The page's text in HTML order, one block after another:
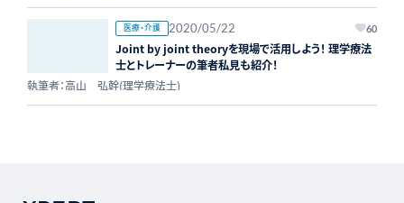
医療・介護 2020/05/22 60
Joint by joint theoryを現場で活用しよう！ 理学療法
士とトレーナーの筆者私見も紹介！
執筆者：高山 弘幹(理学療法士)